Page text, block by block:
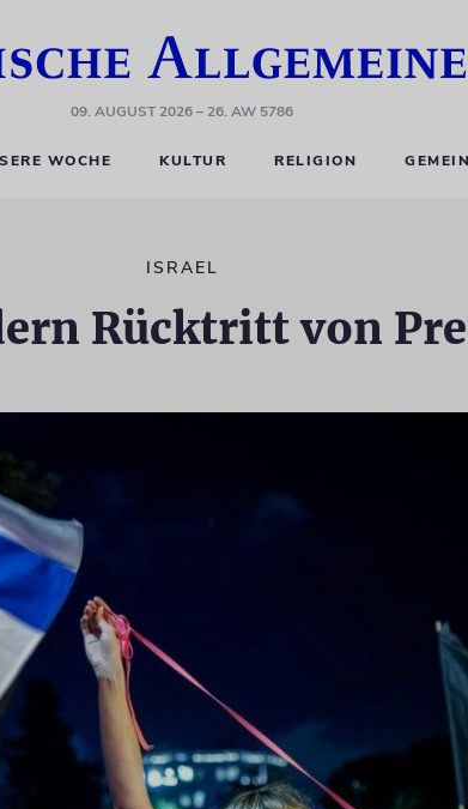
09. AUGUST 2026– 26. AW 5786
WOCHE KULTUR RELIGION
ISRAEL
Rücktritt von